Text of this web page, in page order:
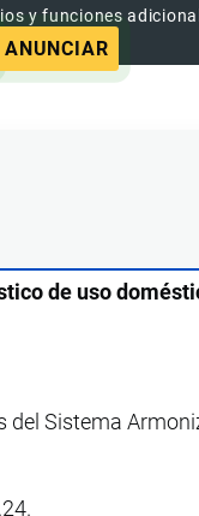
y funciones
ANUNCIAR
de uso
Sistema